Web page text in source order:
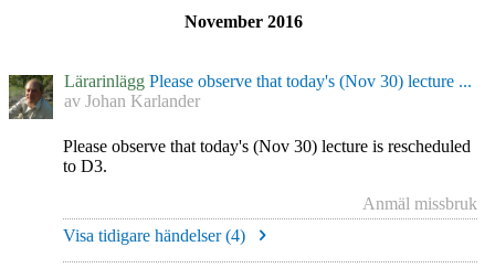
November 2016
Lärarinlägg Please observe that today's (Nov 30) lecture ...
av Johan Karlander
Please observe that today's (Nov 30) lecture is rescheduled
to D3.
Anmäl missbruk
Visa tidigare händelser (4)